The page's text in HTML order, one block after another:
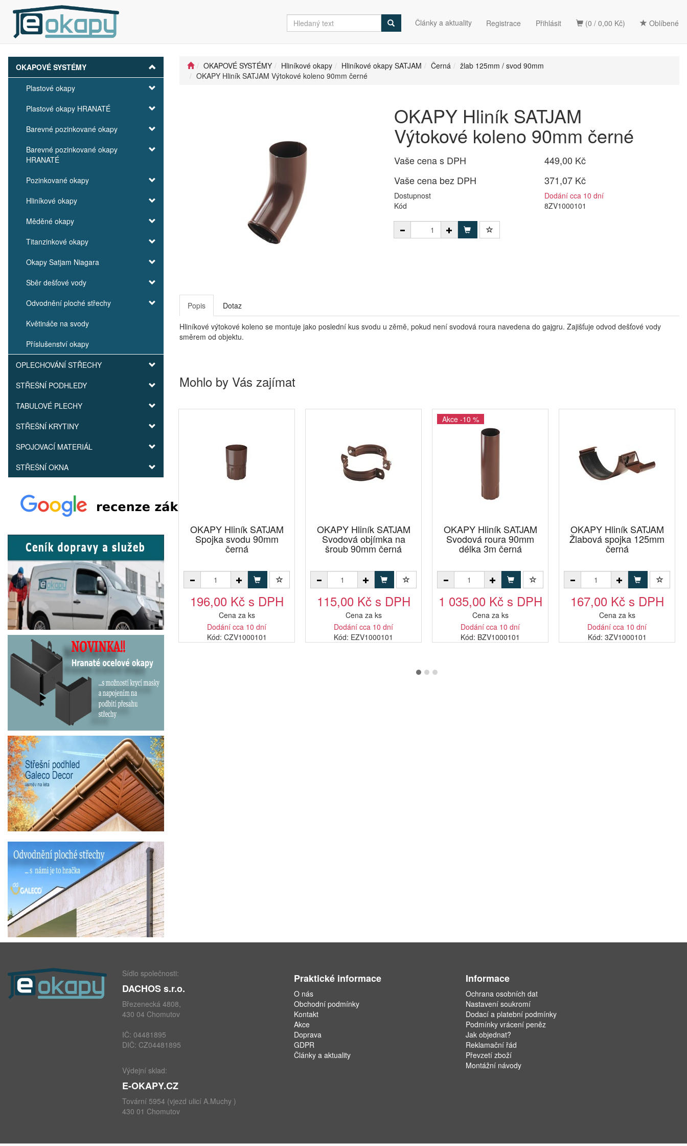
(0 / 0,00 Kč) Oblíbené
Články a aktuality Registrace Přihlásit
OKAPOVÉ SYSTÉMY
Plastové okapy
Plastové okapy HRANATÉ
Barevné pozinkované okapy
Barevné pozinkované okapy
HRANATÉ
Pozinkované okapy
Hliníkové okapy
Měděné okapy
Titanzinkové okapy
Okapy Satjam Niagara
Sběr dešťové vody
Odvodnění ploché střechy
Květináče na svody
Příslušenství okapy
OPLECHOVÁNÍ STŘECHY
STŘEŠNÍ PODHLEDY
TABULOVÉ PLECHY
STŘEŠNÍ KRYTINY
SPOJOVACÍ MATERIÁL
STŘEŠNÍ OKNA
OKAPOVÉ SYSTÉMY Hliníkové okapy Hliníkové okapy SATJAM Černá
žlab 125mm / svod 90mm
OKAPY Hliník SATJAM Výtokové koleno 90mm černé
OKAPY Hliník SATJAM
Výtokové koleno 90mm černé
Vaše cena s DPH
449,00 Kč
Vaše cena bez DPH
371,07 Kč
Dostupnost
Dodání cca 10 dní
Kód
8ZV1000101
Popis Dotaz
Hliníkové výtokové koleno se montuje jako poslední kus svodu u zěmě, pokud není svodová roura navedena do gajgru. Zajišťuje odvod dešťové vody
směrem od objektu.
Mohlo by Vás zajímat
OKAPY Hliník SATJAM
Spojka svodu 90mm
černá
196,00 Kč s DPH
Cena za ks
Dodání cca 10 dní
Kód: CZV1000101
OKAPY Hliník SATJAM
Svodová objímka na
šroub 90mm černá
115,00 Kč s DPH
Cena za ks
Dodání cca 10 dní
Kód: EZV1000101
Akce -10 %
OKAPY Hliník SATJAM
Svodová roura 90mm
délka 3m černá
1 035,00 Kč s DPH
Cena za ks
Dodání cca 10 dní
Kód: BZV1000101
OKAPY Hliník SATJAM
Žlabová spojka 125mm
černá
167,00 Kč s DPH
Cena za ks
Dodání cca 10 dní
Kód: 3ZV1000101
Sídlo společnosti:
DACHOS s.r.o.
Březenecká 4808,
430 04 Chomutov
IČ: 04481895
DIČ: CZ04481895
Výdejní sklad:
E-OKAPY.CZ
Tovární 5954 (vjezd ulicí A.Muchy )
430 01 Chomutov
Praktické informace
O nás
Obchodní podmínky
Kontakt
Akce
Doprava
GDPR
Články a aktuality
Informace
Ochrana osobních dat
Nastavení soukromí
Dodací a platební podmínky
Podmínky vrácení peněz
Jak objednat?
Reklamační řád
Převzetí zboží
Montážní návody